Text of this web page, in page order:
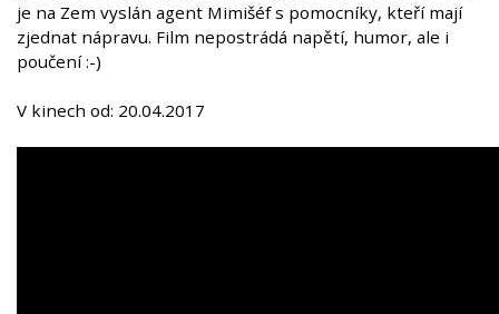
je na Zem vyslán agent Mimišéf s pomocníky, kteří mají
zjednat nápravu. Film nepostrádá napětí, humor, ale i
poučení :-)
V kinech od: 20.04.2017